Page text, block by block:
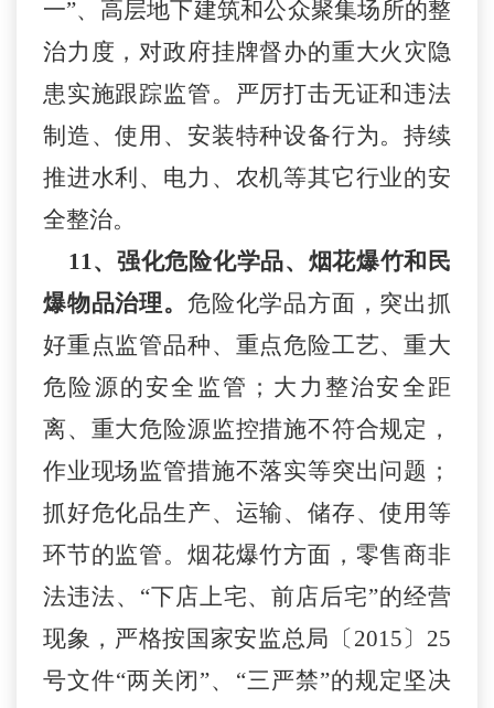
一”、高层地下建筑和公众聚集场所的整
治力度，对政府挂牌督办的重大火灾隐
患实施跟踪监管。严厉打击无证和违法
制造、使用、安装特种设备行为。持续
推进水利、电力、农机等其它行业的安
全整治。
11、强化危险化学品、烟花爆竹和民
爆物品治理。 危险化学品方面，突出抓
好重点监管品种、重点危险工艺、重大
危险源的安全监管；大力整治安全距
离、重大危险源监控措施不符合规定，
作业现场监管措施不落实等突出问题；
抓好危化品生产、运输、储存、使用等
环节的监管。烟花爆竹方面 ， 零售商非
法违法、 “下店上宅、前店后宅”的经营
现象 ，严格按国家安监总局〔2015〕25
号文件“两关闭”、“三严禁”的规定 坚决